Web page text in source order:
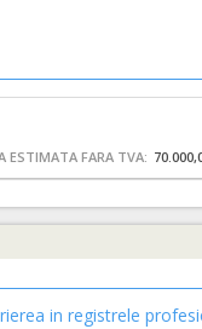
ESTIMATA FARA TVA:
in registrele